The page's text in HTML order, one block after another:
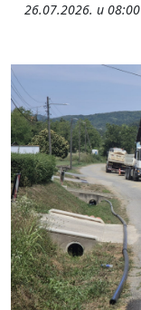
26.07.2026. u 08:00